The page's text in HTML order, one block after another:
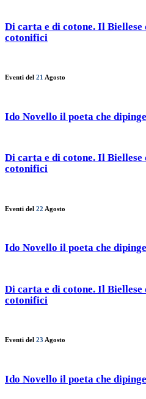
Di carta e di cotone. Il
cotonifici
Eventi del 21 Agosto
Ido Novello il poeta che
Di carta e di cotone. Il
cotonifici
Eventi del 22 Agosto
Ido Novello il poeta che
Di carta e di cotone. Il Biellese
cotonifici
Eventi del 23 Agosto
Ido Novello il poeta che